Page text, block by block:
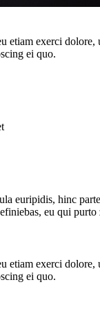
exerci
ei quo.
euripidis, hinc
eu qui purto
exerci
ei quo.